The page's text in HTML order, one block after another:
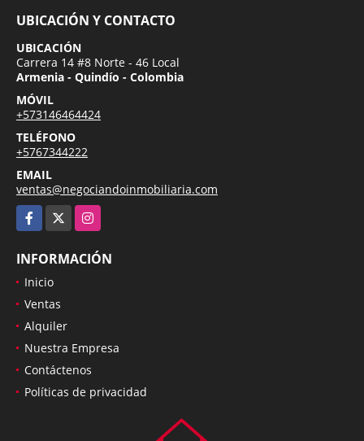
UBICACIÓN Y CONTACTO
UBICACIÓN
Carrera 14 #8 Norte - 46 Local
Armenia - Quindío - Colombia
MÓVIL
+573146464424
TELÉFONO
+5767344222
EMAIL
ventas@negociandoinmobiliaria.com
Facebook
Instagram
INFORMACIÓN
Inicio
Ventas
Alquiler
Nuestra Empresa
Contáctenos
Políticas de privacidad